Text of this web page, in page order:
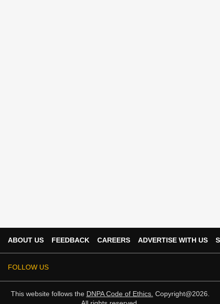
ABOUT US FEEDBACK CAREERS ADVERTISE WITH US
FOLLOW US
This website follows the DNPA Code of Ethics. Copyright@2026.